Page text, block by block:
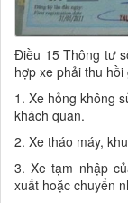
Điều 15 Thông tư
hợp xe phải thu
1. Xe hỏng không
khách quan.
2. Xe tháo máy,
3. Xe tạm nhập
xuất hoặc chuyển